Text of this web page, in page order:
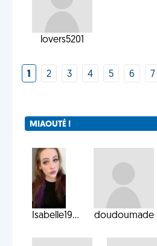
lovers5201
1 2 3 4 5 6 7
MIAOUTÉ !
Isabelle19... doudoumade